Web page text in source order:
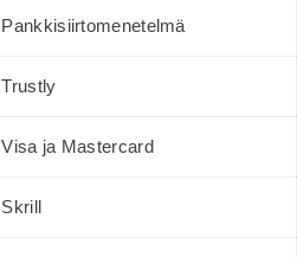
Pankkisiirtomenetelmä
Trustly
Visa ja Mastercard
Skrill